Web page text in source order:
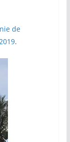
de
.